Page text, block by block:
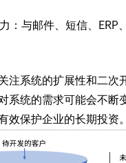
：与邮件、短信、ERP
注系统的扩展性和二次
系统的需求可能会不断
效保护企业的长期投资。